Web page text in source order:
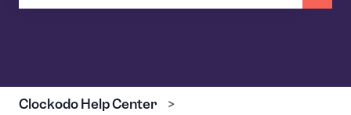
Clockodo Help Center